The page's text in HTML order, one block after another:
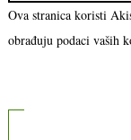
Ova stranica koristi
obrađuju podaci vaših